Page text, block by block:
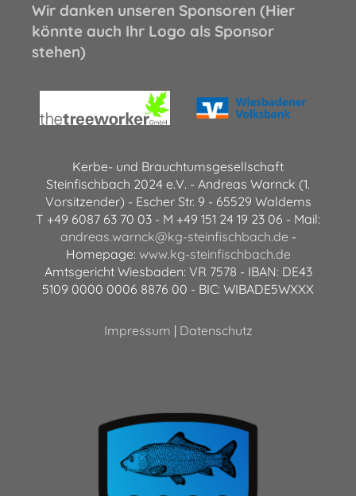
Wir danken unseren Sponsoren (Hier
könnte auch Ihr Logo als Sponsor
stehen)
Kerbe- und Brauchtumsgesellschaft
Steinfischbach 2024 e.V. - Andreas Warnck (1.
Vorsitzender) - Escher Str. 9 - 65529 Waldems
T +49 6087 63 70 03 - M +49 151 24 19 23 06 - Mail:
andreas.warnck@kg-steinfischbach.de -
Homepage: www.kg-steinfischbach.de
Amtsgericht Wiesbaden: VR 7578 - IBAN: DE43
5109 0000 0006 8876 00 - BIC: WIBADE5WXXX
Impressum | Datenschutz